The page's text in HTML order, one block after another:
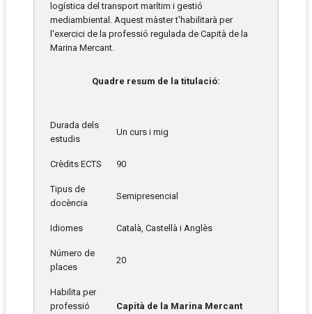
logística del transport marítim i gestió
mediambiental. Aquest màster t'habilitarà per
l'exercici de la professió regulada de Capità de la
Marina Mercant.
Quadre resum de la titulació:
Durada dels
estudis
Un curs i mig
Crèdits ECTS 90
Tipus de
docència
Semipresencial
Idiomes Català, Castellà i Anglès
Número de
places
20
Habilita per
professió
Capità de la Marina Mercant